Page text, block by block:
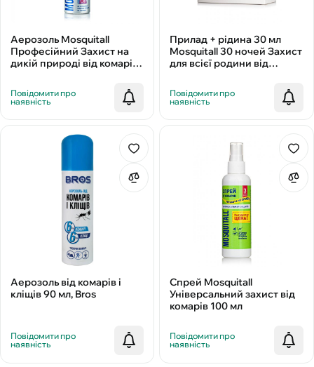
Аерозоль Mosquitall
Професійний Захист на
дикій природі від комарів і
Повідомити про
наявність
Прилад + рідина 30 мл
Mosquitall 30 ночей Захист
для всієї родини від
Повідомити про
наявність
Аерозоль від комарів і
кліщів 90 мл, Bros
Повідомити про
наявність
Спрей Mosquitall
Універсальний захист від
комарів 100 мл
Повідомити про
наявність